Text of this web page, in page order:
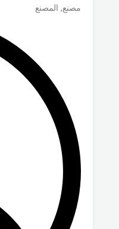
مصنع, المصنع